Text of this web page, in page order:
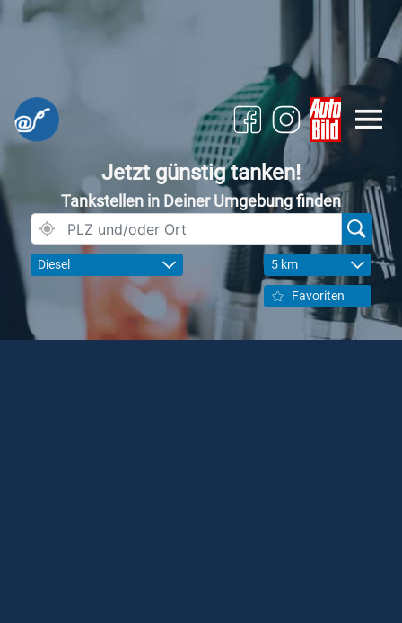
Jetzt günstig tanken!
Tankstellen in Deiner Umgebung finden
Diesel 5 km
Favoriten